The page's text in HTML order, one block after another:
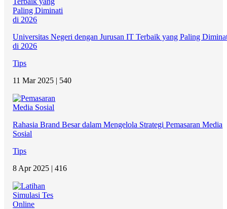
Universitas Negeri dengan Jurusan IT Terbaik yang Paling
di 2026
Tips
11 Mar 2025 | 540
Rahasia Brand Besar dalam Mengelola Strategi Pemasaran Media
Sosial
Tips
8 Apr 2025 |416